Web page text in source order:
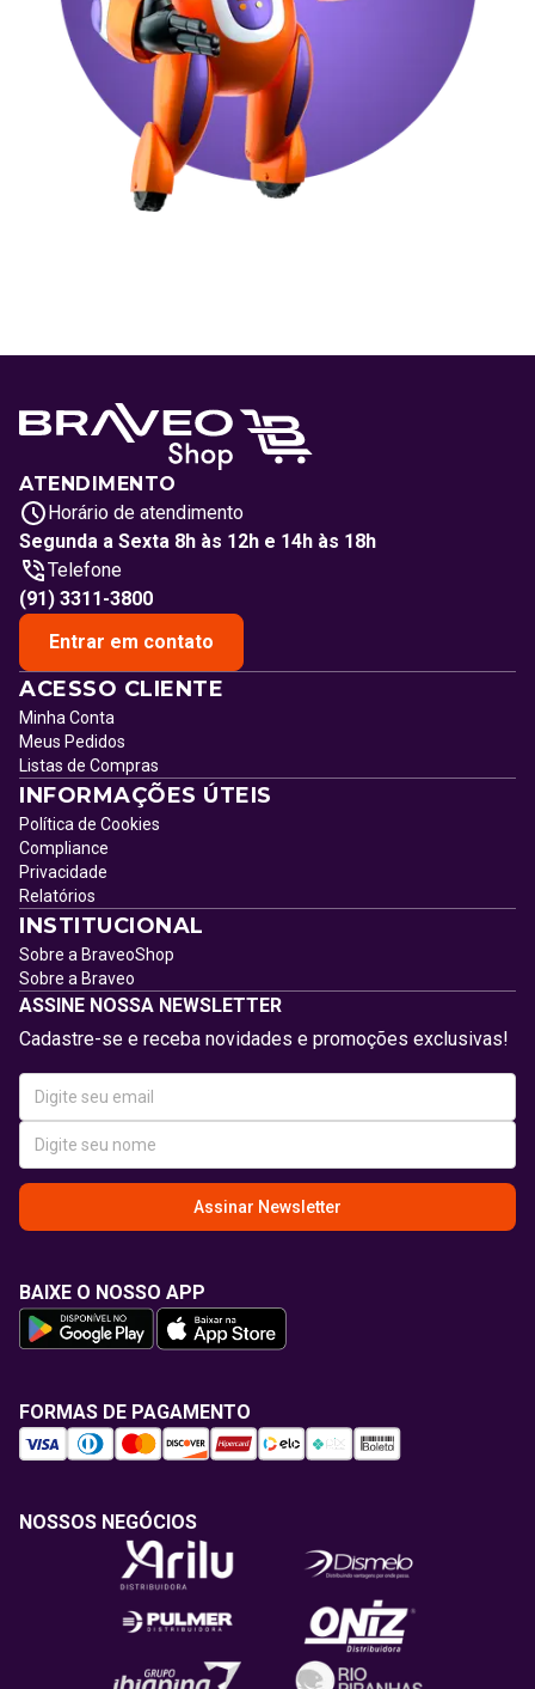
ATENDIMENTO
Horário de atendimento
Segunda a Sexta 8h às 12h e 14h às 18h
Telefone
(91) 3311-3800
Entrar em contato
ACESSO CLIENTE
Minha Conta
Meus Pedidos
Listas de Compras
INFORMAÇÕES ÚTEIS
Política de Cookies
Compliance
Privacidade
Relatórios
INSTITUCIONAL
Sobre a BraveoShop
Sobre a Braveo
ASSINE NOSSA NEWSLETTER
Cadastre-se e receba novidades e promoções exclusivas!
Assinar Newsletter
BAIXE O NOSSO APP
FORMAS DE PAGAMENTO
NOSSOS NEGÓCIOS